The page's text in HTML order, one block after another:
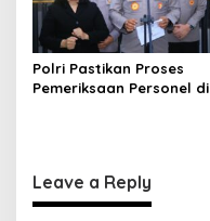
Polri Pastikan Proses
Pemeriksaan Personel di
Leave a Reply